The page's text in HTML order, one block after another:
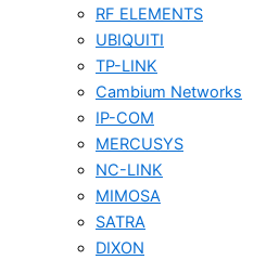
RF ELEMENTS
UBIQUITI
TP-LINK
Cambium Networks
IP-COM
MERCUSYS
NC-LINK
MIMOSA
SATRA
DIXON